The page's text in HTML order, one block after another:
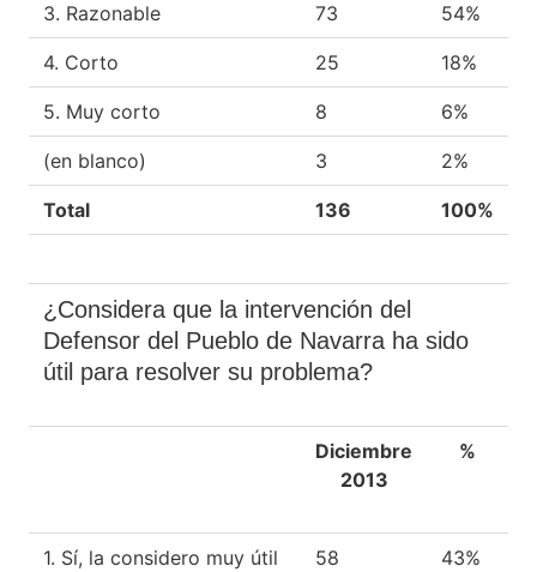
3. Razonable 73 54%
4. Corto 25 18%
5. Muy corto 8 6%
(en blanco) 3 2%
Total 136 100%
¿Considera que la intervención del
Defensor del Pueblo de Navarra ha sido
útil para resolver su problema?
Diciembre
2013
%
1. Sí, la considero muy útil 58 43%